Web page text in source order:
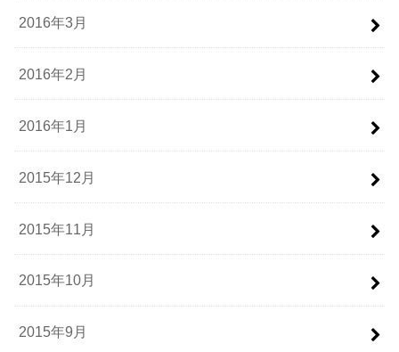
2016年3月
2016年2月
2016年1月
2015年12月
2015年11月
2015年10月
2015年9月